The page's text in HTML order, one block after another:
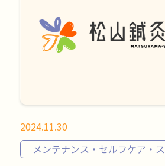
2024.11.30
メンテナンス・セルフケア・